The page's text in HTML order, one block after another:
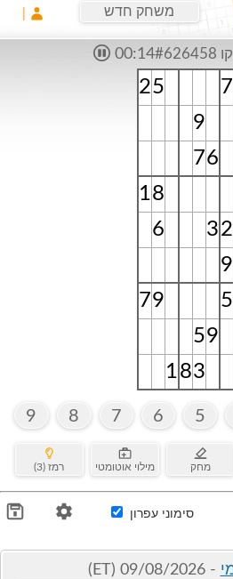
משחק חדש
00:14
25
9
76
18
6
32
9
79
5
59
183
5
6
7
8
9
מחק מילוי אוטומטי רמז (3)
סימוני עפרון
- 09/08/2026 (ET)